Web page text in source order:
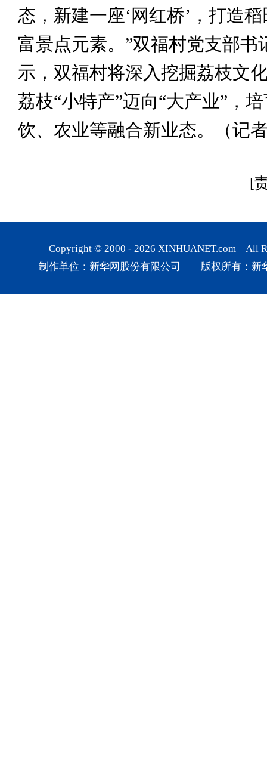
态，新建一座‘网红桥’，打造
富景点元素。”双福村党支部书
示，双福村将深入挖掘荔枝文
荔枝“小特产”迈向“大产业”，
饮、农业等融合新业态。（记
[
Copyright © 2000 - 2026 XINHUANET.com All
制作单位：新华网股份有限公司 版权所有：新